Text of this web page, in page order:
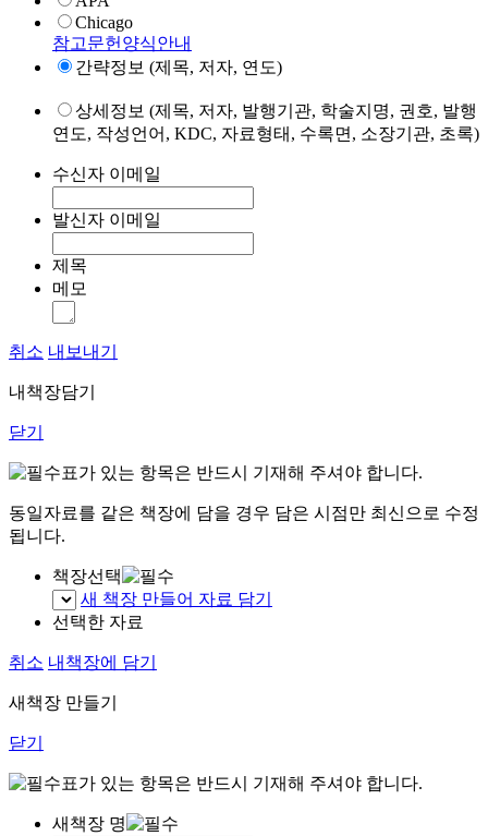
Chicago
참고문헌양식안내
간략정보 (제목, 저자, 연도)
상세정보 (제목, 저자, 발행기관, 학술지명, 권호, 발행
연도, 작성언어, KDC, 자료형태, 수록면, 소장기관, 초록)
수신자 이메일
발신자 이메일
제목
메모
취소 내보내기
내책장담기
닫기
표가 있는 항목은 반드시 기재해 주셔야 합니다.
동일자료를 같은 책장에 담을 경우 담은 시점만 최신으로 수정
됩니다.
책장선택
새 책장 만들어 자료 담기
선택한 자료
취소 내책장에 담기
새책장 만들기
닫기
표가 있는 항목은 반드시 기재해 주셔야 합니다.
새책장 명